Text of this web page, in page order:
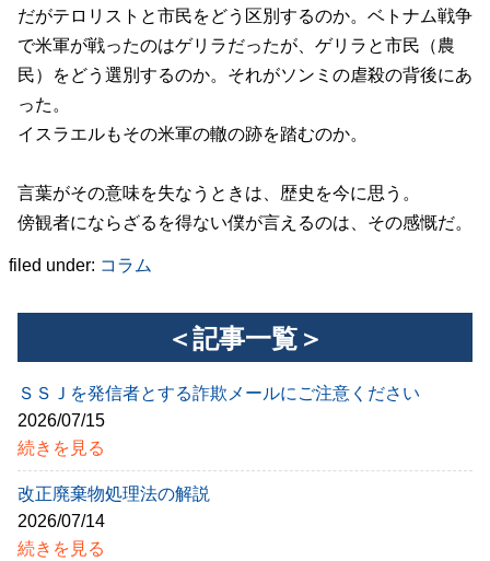
だがテロリストと市民をどう区別するのか。ベトナム戦争
で米軍が戦ったのはゲリラだったが、ゲリラと市民（農
民）をどう選別するのか。それがソンミの虐殺の背後にあ
った。
イスラエルもその米軍の轍の跡を踏むのか。
言葉がその意味を失なうときは、歴史を今に思う。
傍観者にならざるを得ない僕が言えるのは、その感慨だ。
filed under: コラム
＜記事一覧＞
ＳＳＪを発信者とする詐欺メールにご注意ください
2026/07/15
続きを見る
改正廃棄物処理法の解説
2026/07/14
続きを見る